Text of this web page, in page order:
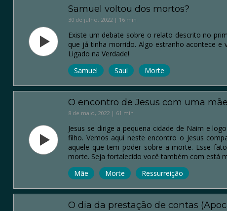
Samuel voltou dos mortos?
30 de julho, 2022 | 16 min
Existe um debate sobre o relato descrito no
que já tinha morrido. Algo estranho acontece
Ligado na Verdade!
Samuel
Saul Morte
O encontro de Jesus com uma mãe
8 de maio, 2022 | 61 min
Jesus se dirige a pequena cidade de Naim e
filho. Vemos aqui neste encontro o Jesus
aquele que tem poder sobre a morte. Esse
morte. Seja fortalecido você também com está
Mãe
Morte Ressurreição
O dia da prestação de contas